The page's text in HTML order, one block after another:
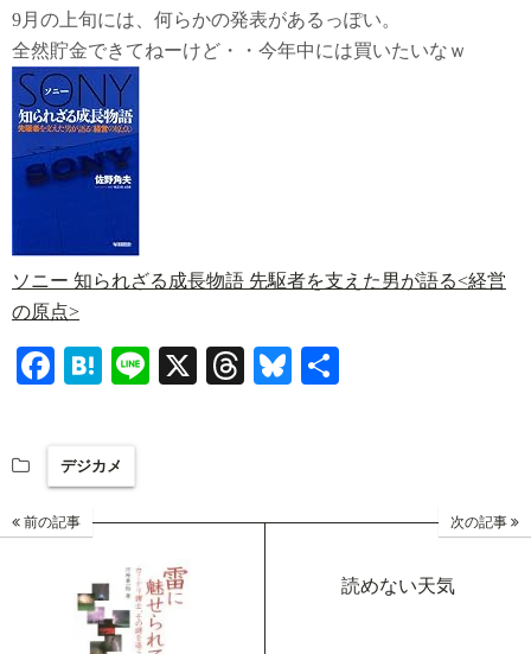
9月の上旬には、何らかの発表があるっぽい。
全然貯金できてねーけど・・今年中には買いたいなｗ
ソニー 知られざる成長物語 先駆者を支えた男が語る<経営
の原点>
Fa
ok
H
en
a
Li
X
T
Bl
デジカメ
前の記事 次の記事
読めない天気